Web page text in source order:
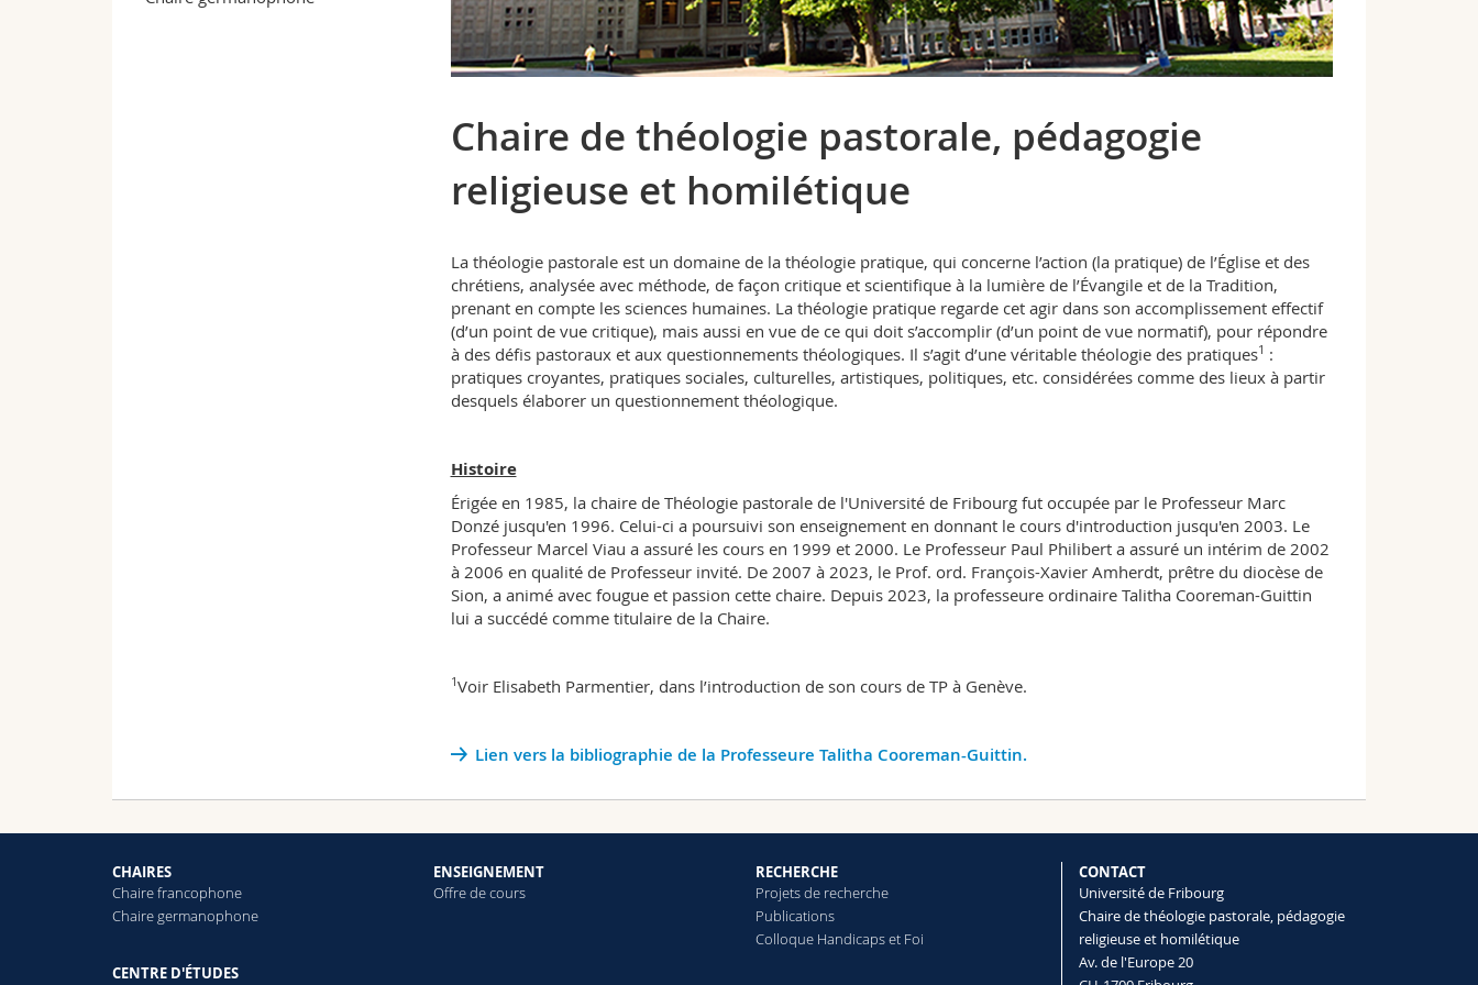
Chaire de théologie pastorale, pédagogie
religieuse et homilétique
La théologie pastorale est un domaine de la théologie pratique, qui concerne l’action (la pratique) de l’Église et des
chrétiens, analysée avec méthode, de façon critique et scientifique à la lumière de l’Évangile et de la Tradition,
prenant en compte les sciences humaines. La théologie pratique regarde cet agir dans son accomplissement effectif
(d’un point de vue critique), mais aussi en vue de ce qui doit s’accomplir (d’un point de vue normatif), pour répondre
à des défis pastoraux et aux questionnements théologiques. Il s’agit d’une véritable théologie des pratiques1 :
pratiques croyantes, pratiques sociales, culturelles, artistiques, politiques, etc. considérées comme des lieux à partir
desquels élaborer un questionnement théologique.
Histoire
Érigée en 1985, la chaire de Théologie pastorale de l'Université de Fribourg fut occupée par le Professeur Marc
Donzé jusqu'en 1996. Celui-ci a poursuivi son enseignement en donnant le cours d'introduction jusqu'en 2003. Le
Professeur Marcel Viau a assuré les cours en 1999 et 2000. Le Professeur Paul Philibert a assuré un intérim de 2002
à 2006 en qualité de Professeur invité. De 2007 à 2023, le Prof. ord. François-Xavier Amherdt, prêtre du diocèse de
Sion, a animé avec fougue et passion cette chaire. Depuis 2023, la professeure ordinaire Talitha Cooreman-Guittin
lui a succédé comme titulaire de la Chaire.
1Voir Elisabeth Parmentier, dans l’introduction de son cours de TP à Genève.
Lien vers la bibliographie de la Professeure Talitha Cooreman-Guittin.
CHAIRES
Chaire francophone
Chaire germanophone
CENTRE D'ÉTUDES
ENSEIGNEMENT
Offre de cours
RECHERCHE
Projets de recherche
Publications
Colloque Handicaps et Foi
CONTACT
Université de Fribourg
Chaire de théologie pastorale, pédagogie
religieuse et homilétique
Av. de l'Europe 20